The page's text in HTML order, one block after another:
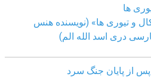
ها
و تيوری ها» (نويسنده هنس
دری اسد الله الم)
از پایان جنگ سرد